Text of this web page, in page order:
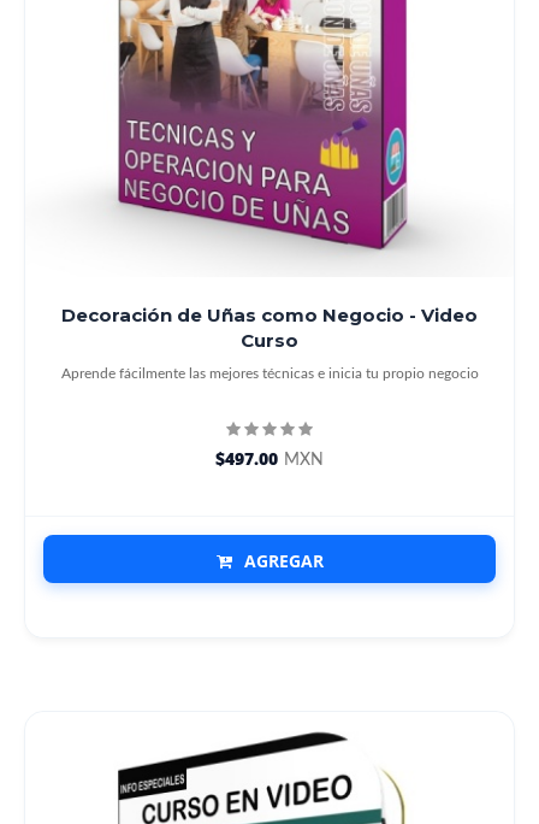
Decoración de Uñas como Negocio - Video
Curso
Aprende fácilmente las mejores técnicas e inicia tu propio negocio
$497.00 MXN
AGREGAR